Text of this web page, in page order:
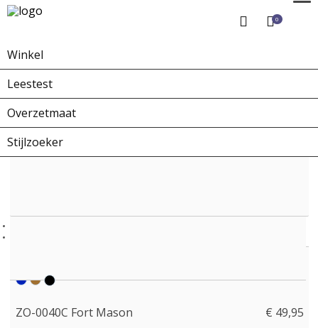
0
Winkel
Leestest
Overzetmaat
Stijlzoeker
Home Winkel
ZO-0040C Fort Mason € 49,95